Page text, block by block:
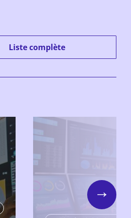
Liste complète
Next